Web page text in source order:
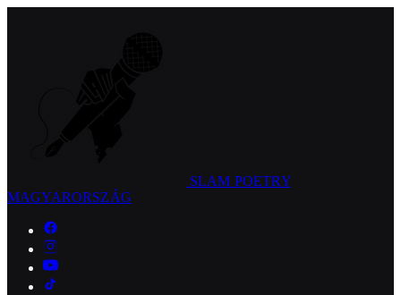
SLAM POETRY
MAGYARORSZÁG